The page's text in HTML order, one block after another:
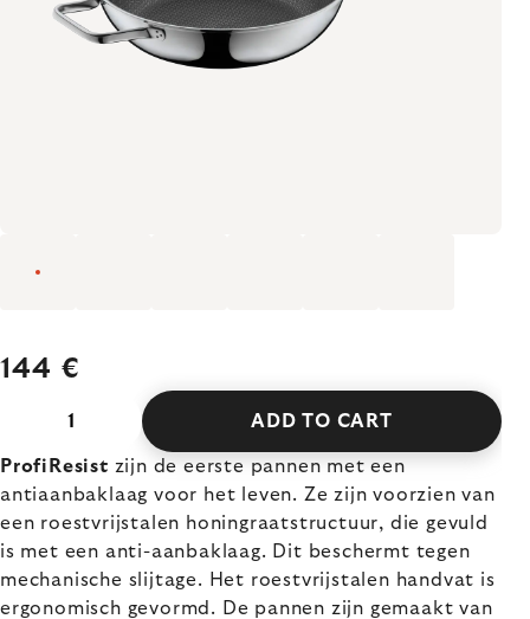
144 €
ADD TO CART
ProfiResist zijn de eerste pannen met een
antiaanbaklaag voor het leven. Ze zijn voorzien van
een roestvrijstalen honingraatstructuur, die gevuld
is met een anti-aanbaklaag. Dit beschermt tegen
mechanische slijtage. Het roestvrijstalen handvat is
ergonomisch gevormd. De pannen zijn gemaakt van